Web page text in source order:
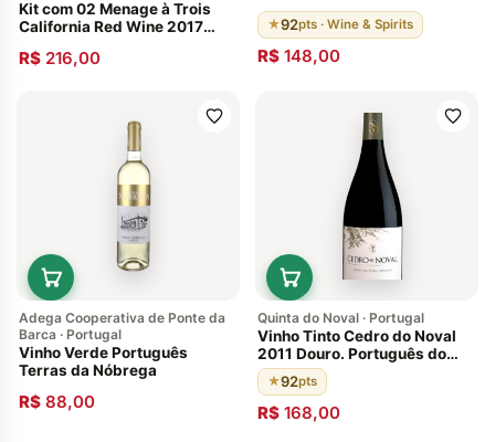
Kit com 02 Menage à Trois
California Red Wine 2017
R$ 216,00
★92pts · Wine & Spirits
R$ 148,00
Adega Cooperativa de Ponte da
Barca · Portugal
Vinho Verde Português
Terras da Nóbrega
R$ 88,00
Quinta do Noval · Portugal
Vinho Tinto Cedro do Noval
2011 Douro. Português do
Douro. Envelhecido em
barricas de carvalho francês
92 pontos de Wine & Spirits
Magazine
★92pts
R$ 168,00